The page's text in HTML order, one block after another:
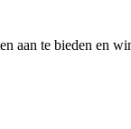
aan te bieden en